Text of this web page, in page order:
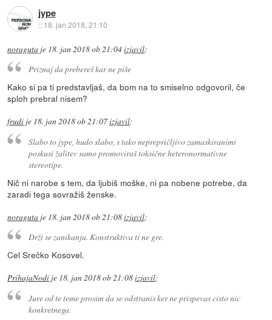
jype
:: 18. jan 2018, 21:10
noraguta je 18. jan 2018 ob 21:04izjavil:
Priznaj da prebereš kar ne piše
Kako si pa ti predstavljaš, da bom na to smiselno odgovoril, če
sploh prebral nisem?
frudi je 18. jan 2018 ob 21:07izjavil:
Slabo to jype, hudo slabo, s tako neprepričljivo zamaskiranimi
poskusi žalitev samo promoviraš toksične heteronormativne
stereotipe.
Nič ni narobe s tem, da ljubiš moške, ni pa nobene potrebe, da
zaradi tega sovražiš ženske.
noraguta je 18. jan 2018 ob 21:08izjavil:
Drži se zanikanja. Konstruktiva ti ne gre.
Cel Srečko Kosovel.
PrihajaNodi je 18. jan 2018 ob 21:08izjavil:
Jure od te teme prosim da se odstranis ker ne prispevas cisto nic
konkretnega.